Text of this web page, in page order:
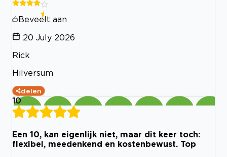
Beveelt aan
20 July 2026
Rick
Hilversum
delen
10
Een 10, kan eigenlijk niet, maar dit keer toch:
flexibel, meedenkend en kostenbewust. Top